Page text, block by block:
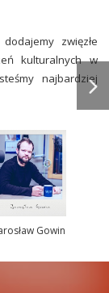
zwięzłe
kulturalnych w
najbardziej
Gowin